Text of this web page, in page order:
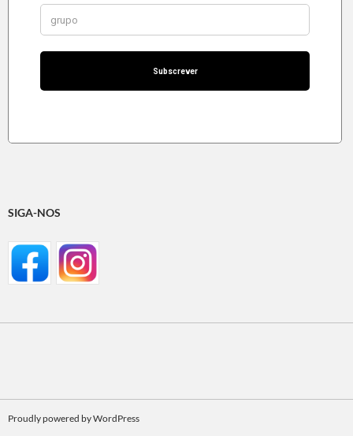
SIGA-NOS
Proudly powered by WordPress